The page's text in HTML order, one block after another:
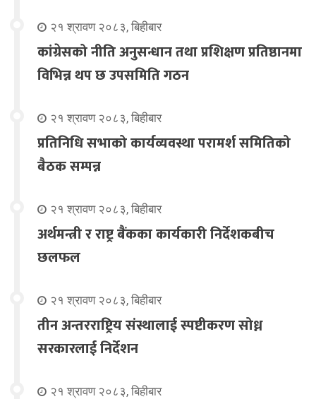
२१ श्रावण २०८३, बिहीबार
कांग्रेसको नीति अनुसन्धान तथा प्रशिक्षण प्रतिष्ठानमा
विभिन्न थप छ उपसमिति गठन
२१ श्रावण २०८३, बिहीबार
प्रतिनिधि सभाको कार्यव्यवस्था परामर्श समितिको
बैठक सम्पन्न
२१ श्रावण २०८३, बिहीबार
अर्थमन्त्री र राष्ट्र बैंकका कार्यकारी निर्देशकबीच
छलफल
२१ श्रावण २०८३, बिहीबार
तीन अन्तरराष्ट्रिय संस्थालाई स्पष्टीकरण सोध्न
सरकारलाई निर्देशन
२१ श्रावण २०८३, बिहीबार